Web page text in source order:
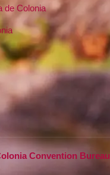
de Colonia
Convention Bureau